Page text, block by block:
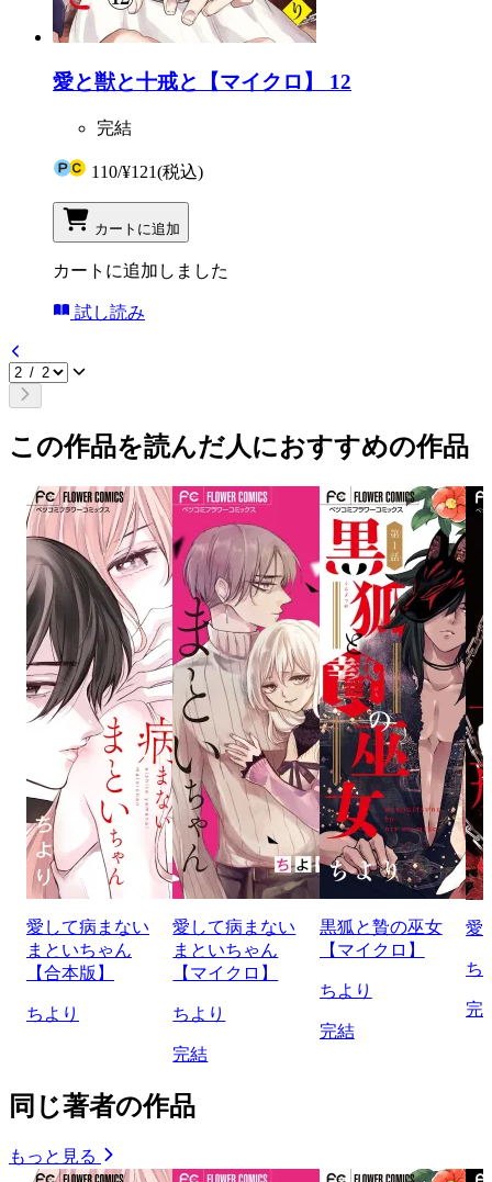
愛と獣と十戒と【マイクロ】 12
完結
110/¥121(税込)
カートに追加
カートに追加しました
試し読み
この作品を読んだ人におすすめの作品
愛して病まない
まといちゃん
【合本版】
ちより
愛して病まない
まといちゃん
【マイクロ】
ちより
完結
黒狐と贄の巫女
【マイクロ】
ちより
完結
愛
ち
完
同じ著者の作品
もっと見る